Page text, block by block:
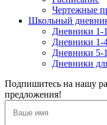
Чертежные
Школьный
Дневники 1-
Дневники 1-
Дневники 5-
Дневники
Подпишитесь на нашу
предложения!